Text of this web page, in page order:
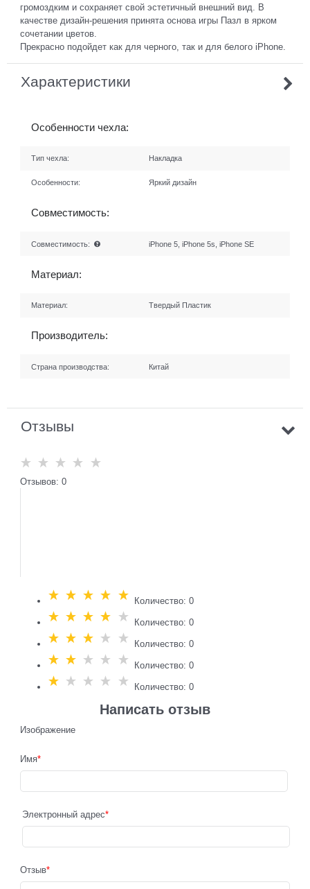
громоздким и сохраняет свой эстетичный внешний вид. В
качестве дизайн-решения принята основа игры Пазл в ярком
сочетании цветов.
Прекрасно подойдет как для черного, так и для белого iPhone.
Характеристики
Особенности чехла:
Тип чехла: Накладка
Особенности: Яркий дизайн
Совместимость:
Совместимость: iPhone 5, iPhone 5s, iPhone SE
Материал:
Материал: Твердый Пластик
Производитель:
Страна производства: Китай
Отзывы
Отзывов: 0
Количество: 0
Количество: 0
Количество: 0
Количество: 0
Количество: 0
Написать отзыв
Изображение
Имя
Электронный адрес
Отзыв